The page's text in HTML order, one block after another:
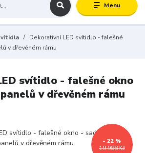
Menu
Dekorativní LED svítidlo - falešné
v dřevěném rámu
svítidlo - falešné okno
v dřevěném rámu
19 988 Kč
- 22 %